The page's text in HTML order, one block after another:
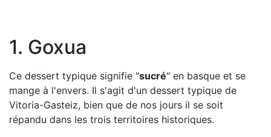
1. Goxua
Ce dessert typique signifie "sucré" en basque et se
mange à l'envers. Il s'agit d'un dessert typique de
Vitoria-Gasteiz, bien que de nos jours il se soit
répandu dans les trois territoires historiques.